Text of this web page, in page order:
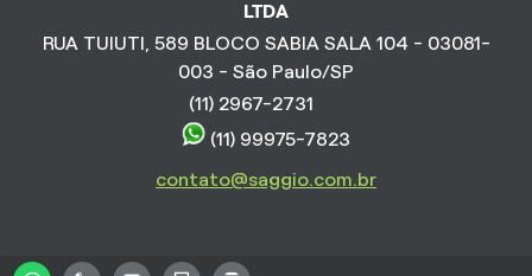
LTDA
RUA TUIUTI, 589 BLOCO SABIA SALA 104 - 03081-
003 - São Paulo/SP
(11) 2967-2731
(11) 99975-7823
contato@saggio.com.br